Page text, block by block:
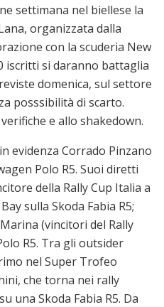
settimana nel biellese la
organizzata dalla
con la scuderia New
iscritti si daranno battaglia
domenica, sul settore
posssibilità di scarto.
e allo shakedown.
evidenza Corrado Pinzano
Polo R5. Suoi diretti
della Rally Cup Italia a
sulla Skoda Fabia R5;
(vincitori del Rally
R5. Tra gli outsider
nel Super Trofeo
che torna nei rally
una Skoda Fabia R5. Da